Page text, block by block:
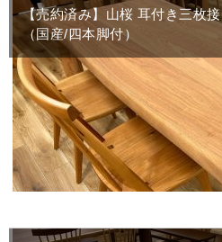
【売約済み】山桜 耳付き三枚
（国産/四本脚付）